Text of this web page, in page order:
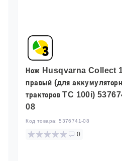
Нож Husqvarna Collect
правый (для
тракторов TC 100i)
08
Код товара:5376741-08
0